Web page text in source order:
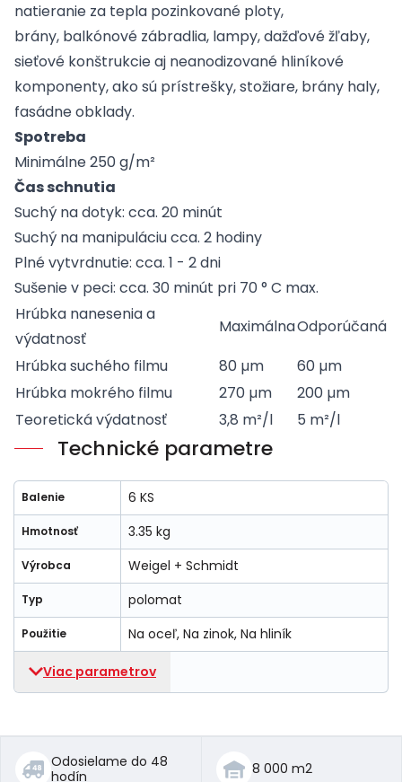
natieranie za tepla pozinkované ploty,
brány, balkónové zábradlia, lampy, dažďové žľaby,
sieťové konštrukcie aj neanodizované hliníkové
komponenty, ako sú prístrešky, stožiare, brány haly,
fasádne obklady.
Spotreba
Minimálne 250 g/m²
Čas schnutia
Suchý na dotyk: cca. 20 minút
Suchý na manipuláciu cca. 2 hodiny
Plné vytvrdnutie: cca. 1 - 2 dni
Sušenie v peci: cca. 30 minút pri 70 ° C max.
Hrúbka nanesenia a
výdatnosť
MaximálnaOdporúčaná
Hrúbka suchého filmu
80 µm
60 µm
Hrúbka mokrého filmu
270 µm
200 µm
Teoretická výdatnosť
3,8 m²/l 5 m²/l
Technické parametre
Balenie 6 KS
Hmotnosť 3.35 kg
Výrobca Weigel + Schmidt
Typ polomat
Použitie Na oceľ, Na zinok, Na hliník
Viac parametrov
Odosielame do 48
hodín
8 000 m2